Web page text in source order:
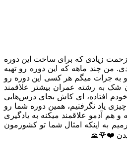
زیادی که برای ساخت این دوره
من چند ماهه که این دوره رو تهیه
و به جرات میگم هر کسی این دوره رو
شک به رشته عمران بیشتر علاقمند
خودم افتاده، ای کاش بجای درس‌هایی
یاد نگرفتیم، همین دوره شما رو
هم آدمو علاقمند میکنه به یادگیری
به اینکه امثال شما تو کشورمون
❤️🌹🙏